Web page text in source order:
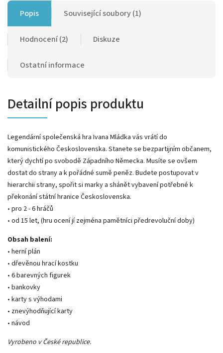
Popis Související soubory (1)
Hodnocení (2) Diskuze
Ostatní informace
Detailní popis produktu
Legendární společenská hra Ivana Mládka vás vrátí do
komunistického Československa. Stanete se bezpartijním občanem,
který dychtí po svobodě Západního Německa. Musíte se ovšem
dostat do strany a k pořádné sumě peněz. Budete postupovat v
hierarchii strany, spořit si marky a shánět vybavení potřebné k
překonání státní hranice Československa.
• pro 2 - 6 hráčů
• od 15 let, (hru ocení jí zejména pamětníci předrevoluční doby)
Obsah balení:
• herní plán
• dřevěnou hrací kostku
• 6 barevných figurek
• bankovky
• karty s výhodami
• znevýhodňující karty
• návod
Vyrobeno v České republice.